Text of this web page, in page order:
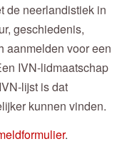
de neerlandistiek in
geschiedenis,
aanmelden voor een
IVN-lidmaatschap
lijst is dat
kunnen vinden.
.